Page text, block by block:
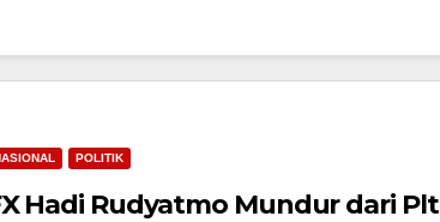
POLITIK
Hadi Rudyatmo Mundur dari Plt